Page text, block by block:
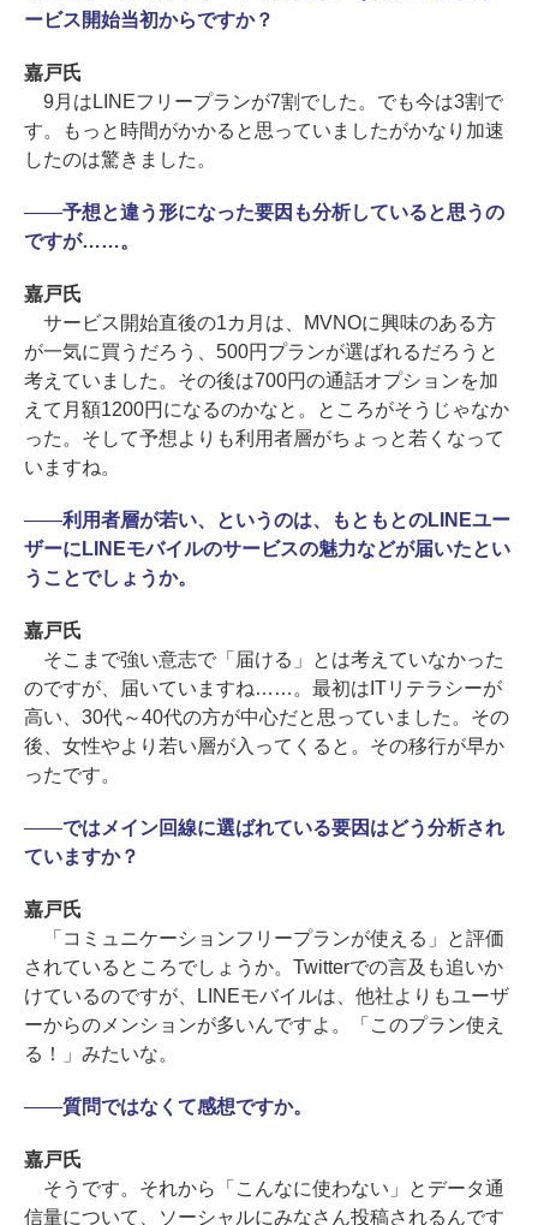
ービス開始当初からですか？
嘉戸氏
9月はLINEフリープランが7割でした。でも今は3割で
す。もっと時間がかかると思っていましたがかなり加速
したのは驚きました。
――予想と違う形になった要因も分析していると思うの
ですが……。
嘉戸氏
サービス開始直後の1カ月は、MVNOに興味のある方
が一気に買うだろう、500円プランが選ばれるだろうと
考えていました。その後は700円の通話オプションを加
えて月額1200円になるのかなと。ところがそうじゃなか
った。そして予想よりも利用者層がちょっと若くなって
いますね。
――利用者層が若い、というのは、もともとのLINEユー
ザーにLINEモバイルのサービスの魅力などが届いたとい
うことでしょうか。
嘉戸氏
そこまで強い意志で「届ける」とは考えていなかった
のですが、届いていますね……。最初はITリテラシーが
高い、30代～40代の方が中心だと思っていました。その
後、女性やより若い層が入ってくると。その移行が早か
ったです。
――ではメイン回線に選ばれている要因はどう分析され
ていますか？
嘉戸氏
「コミュニケーションフリープランが使える」と評価
されているところでしょうか。Twitterでの言及も追いか
けているのですが、LINEモバイルは、他社よりもユーザ
ーからのメンションが多いんですよ。「このプラン使え
る！」みたいな。
――質問ではなくて感想ですか。
嘉戸氏
そうです。それから「こんなに使わない」とデータ通
信量について、ソーシャルにみなさん投稿されるんです